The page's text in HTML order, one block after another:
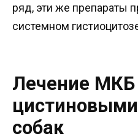
ряд, эти же препараты
системном
Лечение МКБ
собак